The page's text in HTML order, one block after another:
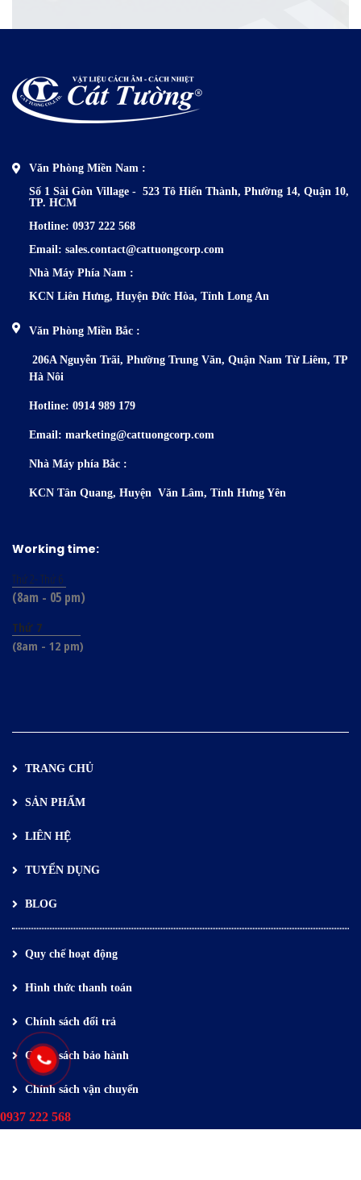
0937 222 568
Văn Phòng Miền Nam :
Số 1 Sài Gòn Village - 523 Tô Hiến Thành, Phường 14, Quận 10,
TP. HCM
Hotline: 0937 222 568
Email: sales.contact@cattuongcorp.com
Nhà Máy Phía Nam :
KCN Liên Hưng, Huyện Đức Hòa, Tỉnh Long An
Văn Phòng Miền Bắc :
206A Nguyễn Trãi, Phường Trung Văn, Quận Nam Từ Liêm, TP
Hà Nôi
Hotline: 0914 989 179
Email: marketing@cattuongcorp.com
Nhà Máy phía Bắc :
KCN Tân Quang, Huyện Văn Lâm, Tỉnh Hưng Yên
Working time:
Thứ 2- Thứ 6
(8am - 05 pm)
Thứ 7
(8am - 12 pm)
TRANG CHỦ
SẢN PHẨM
LIÊN HỆ
TUYỂN DỤNG
BLOG
Quy chế hoạt động
Hình thức thanh toán
Chính sách đổi trả
Chính sách bảo hành
Chính sách vận chuyển